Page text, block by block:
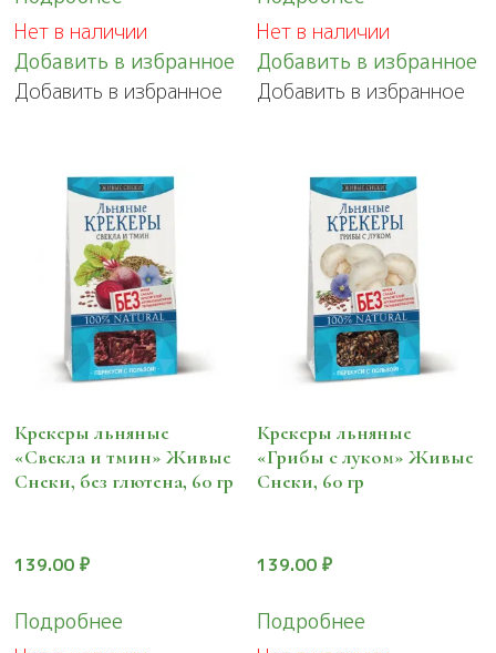
Нет в наличии
Добавить в избранное
Добавить в избранное
Нет в наличии
Добавить в избранное
Добавить в избранное
Крекеры льняные
«Свекла и тмин» Живые
Снеки, без глютена, 60 гр
139.00 ₽
Подробнее
Крекеры льняные
«Грибы с луком» Живые
Снеки, 60 гр
139.00₽
Подробнее